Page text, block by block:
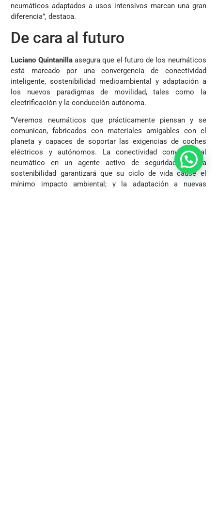
neumáticos adaptados a usos intensivos marcan una gran
diferencia”, destaca.
De cara al futuro
Luciano Quintanillaasegura que el futuro de los neumáticos
está marcado por una convergencia de conectividad
inteligente, sostenibilidad medioambiental y adaptación a
los nuevos paradigmas de movilidad, tales como la
electrificación y la conducción autónoma.
“Veremos neumáticos que prácticamente piensan y se
comunican, fabricados con materiales amigables con el
planeta y capaces de soportar las exigencias de coches
eléctricos y autónomos. La conectividad convertirá al
neumático en un agente activo de seguridad vial; la
sostenibilidad garantizará que su ciclo de vida cause el
mínimo impacto ambiental; y la adaptación a nuevas